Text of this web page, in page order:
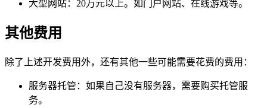
大型网站：20万元以上。如门户网站、在线游戏等。
其他费用
除了上述开发费用外，还有其他一些可能需要花费的费用：
服务器托管：如果自己没有服务器，需要购买托管服
务。